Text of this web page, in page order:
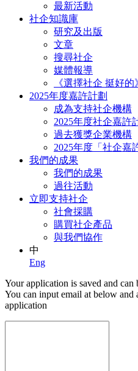
最新活動
社企知識庫
研究及出版
文章
搜尋社企
媒體報導
《選擇社企 挺好
2025年度嘉許計劃
成為支持社企機構
2025年度社企嘉許
過去獲獎企業機構
2025年度「社企嘉
我們的成果
我們的成果
過往活動
立即支持社企
社會採購
購買社企產品
與我們協作
中
Eng
Your application is saved and can
You can input email at below
application